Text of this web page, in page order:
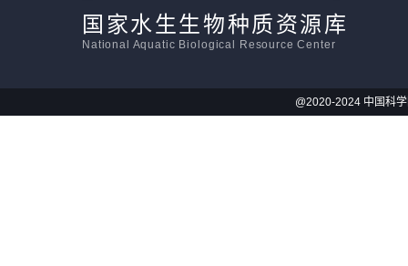
国家水生生物种质资源库
National Aquatic Biological Resource Center
@2020-2024 中国科